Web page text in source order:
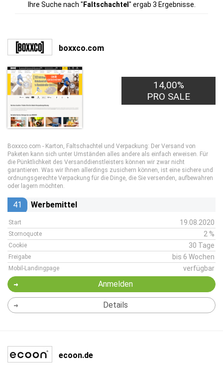
Ihre Suche nach " Faltschachtel " ergab 3 Ergebnisse.
boxxco.com
14,00%
PRO SALE
Boxxco.com - Karton, Faltschachtel und Verpackung: Der Versand von
Paketen kann sich unter Umständen alles andere als einfach erweisen. Für
die Pünktlichkeit des Versanddienstleisters können wir zwar nicht
garantieren. Was wir Ihnen allerdings zusichern können, ist eine sichere und
ordnungsgerechte Verpackung für die Dinge, die Sie versenden, aufbewahren
oder lagern möchten.
41 Werbemittel
Start 19.08.2020
Stornoquote 2 %
Cookie 30 Tage
Freigabe bis 6 Wochen
Mobil-Landingpage verfügbar
Anmelden
Details
ecoon.de